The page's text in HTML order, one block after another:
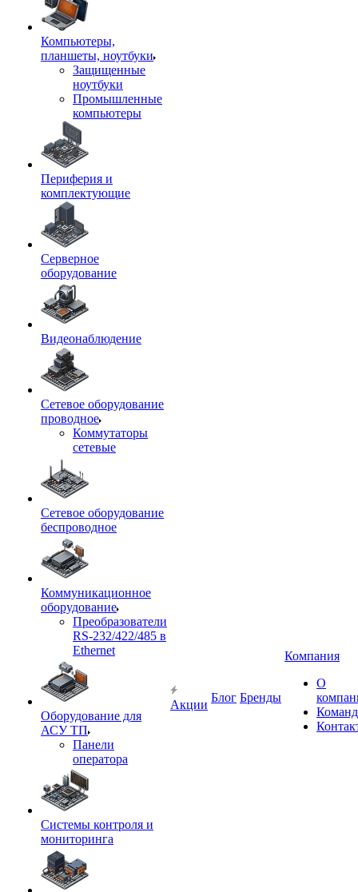
Компьютеры,
планшеты, ноутбуки
Защищенные
ноутбуки
Промышленные
компьютеры
Периферия и
комплектующие
Серверное
оборудование
Видеонаблюдение
Сетевое оборудование
проводное
Коммутаторы
сетевые
Сетевое оборудование
беспроводное
Коммуникационное
оборудование
Преобразователи
RS-232/422/485 в
Ethernet
Оборудование для
АСУ ТП
Панели
оператора
Системы контроля и
мониторинга
Акции
Блог Бренды
Компания
О